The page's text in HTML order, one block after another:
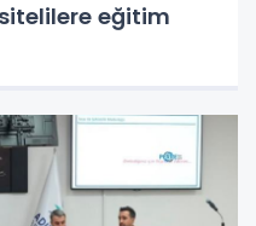
eğitim